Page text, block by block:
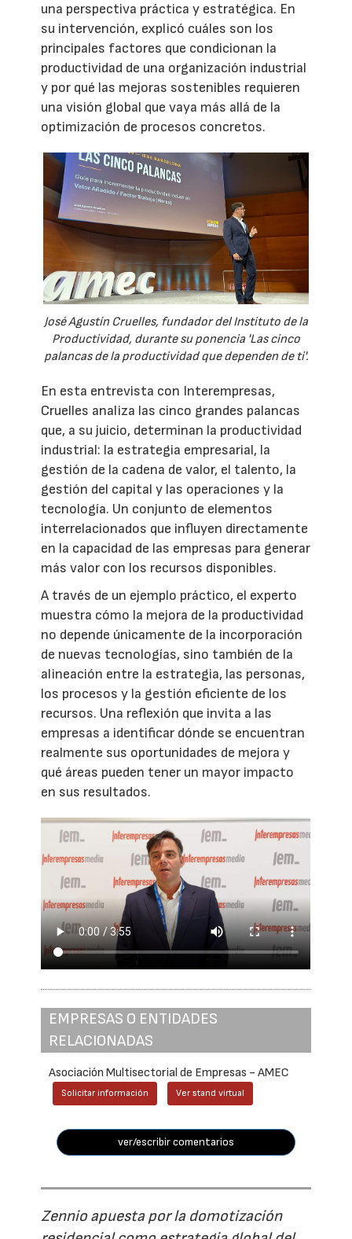
una perspectiva práctica y estratégica. En
su intervención, explicó cuáles son los
principales factores que condicionan la
productividad de una organización industrial
y por qué las mejoras sostenibles requieren
una visión global que vaya más allá de la
optimización de procesos concretos.
José Agustín Cruelles, fundador del Instituto de la
Productividad, durante su ponencia 'Las cinco
palancas de la productividad que dependen de ti'.
En esta entrevista con Interempresas,
Cruelles analiza las cinco grandes palancas
que, a su juicio, determinan la productividad
industrial: la estrategia empresarial, la
gestión de la cadena de valor, el talento, la
gestión del capital y las operaciones y la
tecnología. Un conjunto de elementos
interrelacionados que influyen directamente
en la capacidad de las empresas para generar
más valor con los recursos disponibles.
A través de un ejemplo práctico, el experto
muestra cómo la mejora de la productividad
no depende únicamente de la incorporación
de nuevas tecnologías, sino también de la
alineación entre la estrategia, las personas,
los procesos y la gestión eficiente de los
recursos. Una reflexión que invita a las
empresas a identificar dónde se encuentran
realmente sus oportunidades de mejora y
qué áreas pueden tener un mayor impacto
en sus resultados.
EMPRESAS O ENTIDADES
RELACIONADAS
Asociación Multisectorial de Empresas - AMEC
Solicitar información Ver stand virtual
ver/escribir comentarios
Zennio apuesta por la domotización